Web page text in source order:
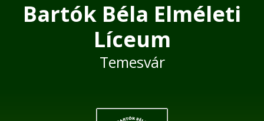
Bartók Béla Elméleti
Líceum
Temesvár
Post
navigation